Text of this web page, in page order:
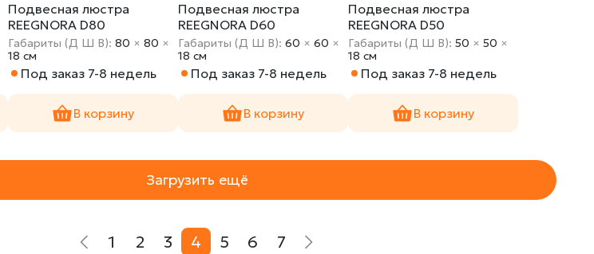
Подвесная люстра
REEGNORA D80
Габариты (Д Ш В): 80 × 80 ×
18 cм
Под заказ 7-8 недель
В корзину
Подвесная люстра
REEGNORA D60
Габариты (Д Ш В): 60 × 60 ×
18 cм
Под заказ 7-8 недель
В корзину
Подвесная люстра
REEGNORA D50
Габариты (Д Ш В): 50 × 50 ×
18 cм
Под заказ 7-8 недель
В корзину
Загрузить ещё
1 2 3 4 5 6 7